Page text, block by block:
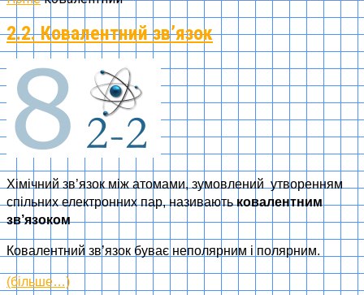
2.2. Ковалентний зв’язок
Хімічний зв’язок між атомами, зумовлений утворенням
спільних електронних пар, називаютьковалентним
зв’язоком
Ковалентний зв’язок буває неполярним і полярним.
(більше…)